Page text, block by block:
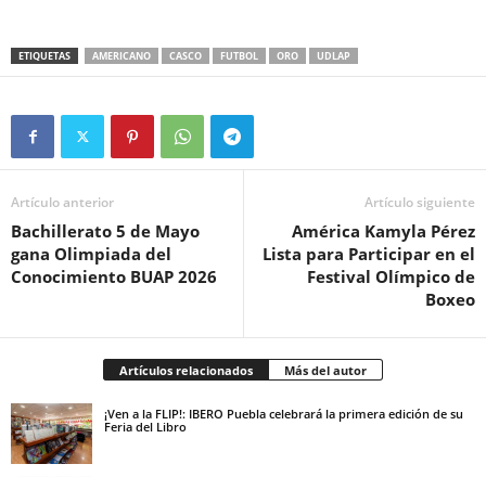
ETIQUETAS AMERICANO CASCO FUTBOL ORO UDLAP
Artículo anterior
Bachillerato 5 de Mayo
gana Olimpiada del
Conocimiento BUAP 2026
Artículo siguiente
América Kamyla Pérez
Lista para Participar en el
Festival Olímpico de
Boxeo
Artículos relacionados Más del autor
¡Ven a la FLIP!: IBERO Puebla celebrará la primera edición de su
Feria del Libro